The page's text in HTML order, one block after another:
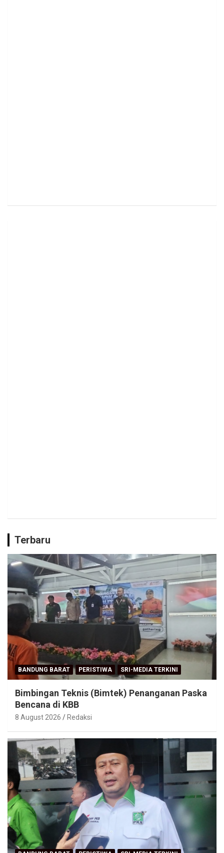
Terbaru
BANDUNG BARAT PERISTIWA SRI-MEDIA TERKINI
Bimbingan Teknis (Bimtek) Penanganan Paska
Bencana di KBB
8 August 2026 Redaksi